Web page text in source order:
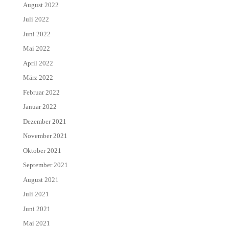
August 2022
Juli 2022
Juni 2022
Mai 2022
April 2022
März 2022
Februar 2022
Januar 2022
Dezember 2021
November 2021
Oktober 2021
September 2021
August 2021
Juli 2021
Juni 2021
Mai 2021